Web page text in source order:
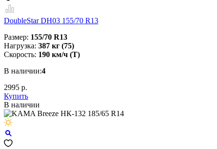
DoubleStar DH03 155/70 R13
Размер: 155/70 R13
Нагрузка: 387 кг (75)
Скорость: 190 км/ч (T)
В наличии:4
2995 р.
Купить
В наличии